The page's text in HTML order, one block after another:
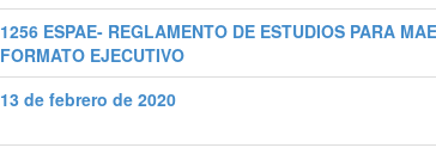
1256 ESPAE- REGLAMENTO DE ESTUDIOS PARA
FORMATO EJECUTIVO
13 de febrero de 2020